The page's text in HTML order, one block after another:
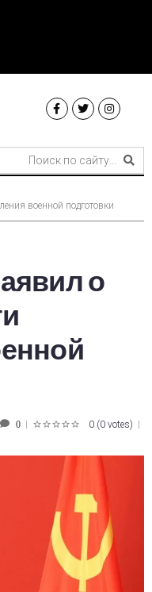
военной подготовки
о
0 0 (0 votes)